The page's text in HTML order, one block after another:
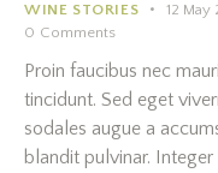
WINE STORIES 12 May
0 Comments
Proin faucibus nec
tincidunt. Sed eget
sodales augue a
blandit pulvinar.